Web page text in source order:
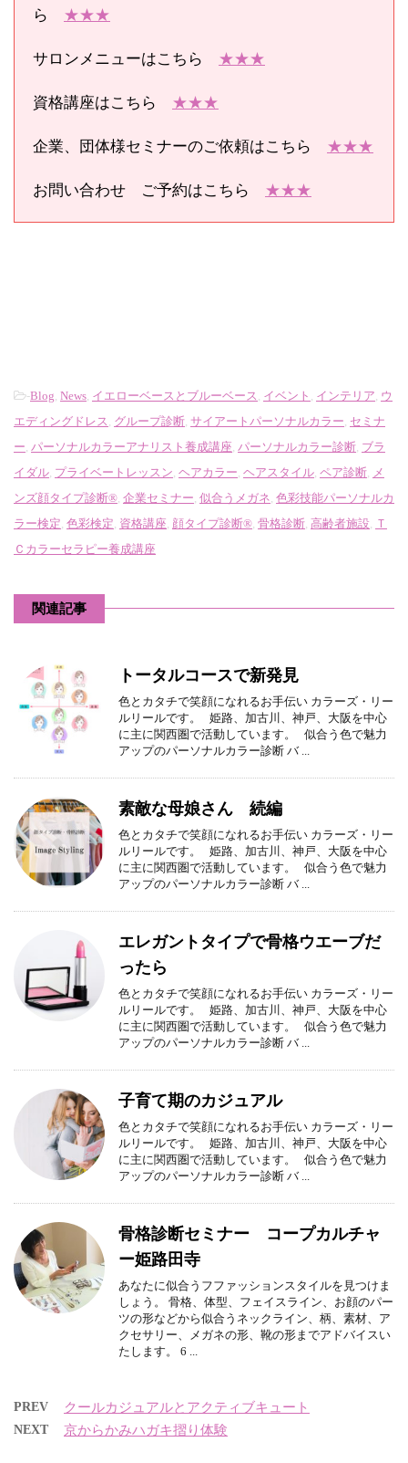
ら ★★★
サロンメニューはこちら ★★★
資格講座はこちら ★★★
企業、団体様セミナーのご依頼はこちら ★★★
お問い合わせ ご予約はこちら ★★★
-Blog, News, イエローベースとブルーベース , イベント , インテリア, ウ
エディングドレス , グループ診断, サイアートパーソナルカラー, セミナ
ー, パーソナルカラーアナリスト養成講座, パーソナルカラー診断, ブラ
イダル, プライベートレッスン, ヘアカラー, ヘアスタイル, ペア診断, メ
ンズ顔タイプ診断®, 企業セミナー, 似合うメガネ, 色彩技能パーソナルカ
ラー検定, 色彩検定, 資格講座, 顔タイプ診断®, 骨格診断, 高齢者施設, Ｔ
Ｃカラーセラピー養成講座
関連記事
トータルコースで新発見
色とカタチで笑顔になれるお手伝い カラーズ・リー
ルリールです。 姫路、加古川、神戸、大阪を中心
に主に関西圏で活動しています。 似合う色で魅力
アップのパーソナルカラー診断 バ ...
素敵な母娘さん 続編
色とカタチで笑顔になれるお手伝い カラーズ・リー
ルリールです。 姫路、加古川、神戸、大阪を中心
に主に関西圏で活動しています。 似合う色で魅力
アップのパーソナルカラー診断 バ ...
エレガントタイプで骨格ウエーブだ
ったら
色とカタチで笑顔になれるお手伝い カラーズ・リー
ルリールです。 姫路、加古川、神戸、大阪を中心
に主に関西圏で活動しています。 似合う色で魅力
アップのパーソナルカラー診断 バ ...
子育て期のカジュアル
色とカタチで笑顔になれるお手伝い カラーズ・リー
ルリールです。 姫路、加古川、神戸、大阪を中心
に主に関西圏で活動しています。 似合う色で魅力
アップのパーソナルカラー診断 バ ...
骨格診断セミナー コープカルチャ
ー姫路田寺
あなたに似合うフファッションスタイルを見つけま
しょう。 骨格、体型、フェイスライン、お顔のパー
ツの形などから似合うネックライン、柄、素材、ア
クセサリー、メガネの形、靴の形までアドバイスい
たします。 6 ...
PREV クールカジュアルとアクティブキュート
NEXT 京からかみハガキ摺り体験